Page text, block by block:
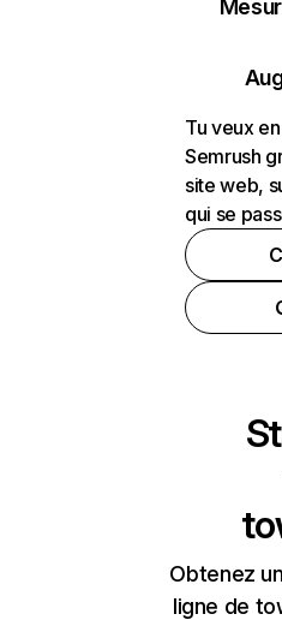
Tu veux
Semrush
site web,
qui se
Obtenez
ligne de